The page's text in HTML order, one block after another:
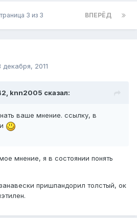
ВПЕРЁД
3 из 3
декабря, 2011
knn2005 сказал:
ваше мнение. ссылку, в
мнение, я в состоянии понять
пришпандорил толстый, ок